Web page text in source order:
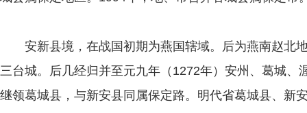
安新县境，在战国初期为燕国辖域。后为燕南赵北
三台城。后几经归并至元九年（1272年）安州、葛城、
继领葛城县，与新安县同属保定路。明代省葛城县、新